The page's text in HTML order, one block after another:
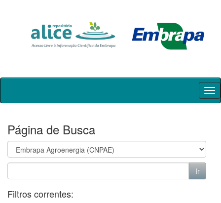
Skip
Página de Busca
Filtros correntes: